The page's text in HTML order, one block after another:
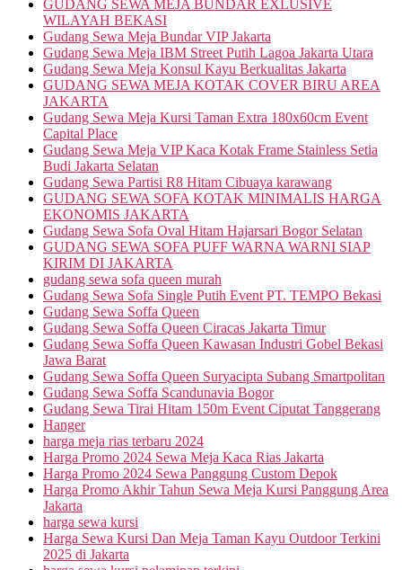
GUDANG SEWA MEJA BUNDAR EXLUSIVE
WILAYAH BEKASI
Gudang Sewa Meja Bundar VIP Jakarta
Gudang Sewa Meja IBM Street Putih Lagoa Jakarta Utara
Gudang Sewa Meja Konsul Kayu Berkualitas Jakarta
GUDANG SEWA MEJA KOTAK COVER BIRU AREA
JAKARTA
Gudang Sewa Meja Kursi Taman Extra 180x60cm Event
Capital Place
Gudang Sewa Meja VIP Kaca Kotak Frame Stainless Setia
Budi Jakarta Selatan
Gudang Sewa Partisi R8 Hitam Cibuaya karawang
GUDANG SEWA SOFA KOTAK MINIMALIS HARGA
EKONOMIS JAKARTA
Gudang Sewa Sofa Oval Hitam Hajarsari Bogor Selatan
GUDANG SEWA SOFA PUFF WARNA WARNI SIAP
KIRIM DI JAKARTA
gudang sewa sofa queen murah
Gudang Sewa Sofa Single Putih Event PT. TEMPO Bekasi
Gudang Sewa Soffa Queen
Gudang Sewa Soffa Queen Ciracas Jakarta Timur
Gudang Sewa Soffa Queen Kawasan Industri Gobel Bekasi
Jawa Barat
Gudang Sewa Soffa Queen Suryacipta Subang Smartpolitan
Gudang Sewa Soffa Scandunavia Bogor
Gudang Sewa Tirai Hitam 150m Event Ciputat Tanggerang
Hanger
harga meja rias terbaru 2024
Harga Promo 2024 Sewa Meja Kaca Rias Jakarta
Harga Promo 2024 Sewa Panggung Custom Depok
Harga Promo Akhir Tahun Sewa Meja Kursi Panggung Area
Jakarta
harga sewa kursi
Harga Sewa Kursi Dan Meja Taman Kayu Outdoor Terkini
2025 di Jakarta